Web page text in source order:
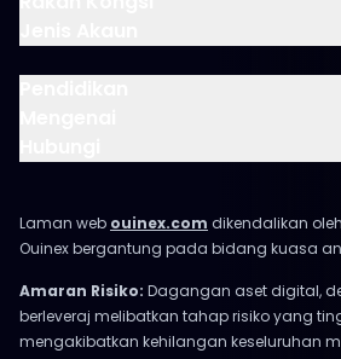
Laman web ouinex.com dikendalikan
Ouinex bergantung pada bidang kuasa
Amaran Risiko: Dagangan aset digital,
berleveraj melibatkan tahap risiko yang
mengakibatkan kehilangan keseluruhan